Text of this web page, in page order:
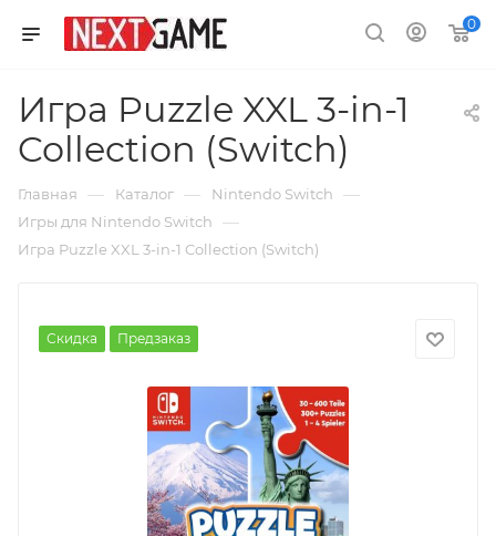
0
Игра Puzzle XXL 3-in-1
Collection (Switch)
Главная — Каталог — Nintendo Switch —
Игры для Nintendo Switch —
Игра Puzzle XXL 3-in-1 Collection (Switch)
Скидка Предзаказ